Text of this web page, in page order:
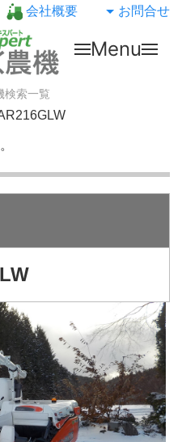
会社概要 お問合せ
Menu
検索一覧